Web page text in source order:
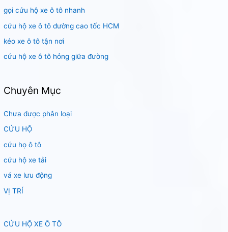
m
:
gọi cứu hộ xe ô tô nhanh
cứu hộ xe ô tô đường cao tốc HCM
kéo xe ô tô tận nơi
cứu hộ xe ô tô hỏng giữa đường
Chuyên Mục
Chưa được phân loại
CỨU HỘ
cứu họ ô tô
cứu hộ xe tải
vá xe lưu động
VỊ TRÍ
CỨU HỘ XE Ô TÔ